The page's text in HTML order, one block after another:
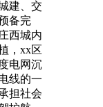
建、交
备完
西城内
，xx区
电网沉
线的一
担社会